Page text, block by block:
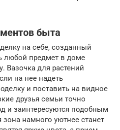
быта
на себе, созданный
любой предмет в доме
для растений
на нее надеть
и поставить на видное
друзья семьи точно
и заинтересуются подобным
намного уютнее станет